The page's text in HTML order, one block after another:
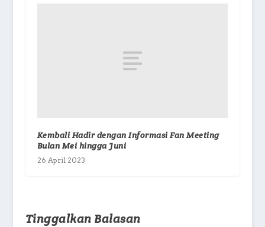
Kembali Hadir dengan Informasi Fan Meeting
Bulan Mei hingga Juni
26 April 2023
Tinggalkan Balasan